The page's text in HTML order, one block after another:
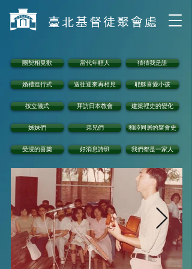
​臺北基督徒聚會處
團契相見歡
婚禮進行式
按立儀式
姊妹們
受浸的喜樂
當代年輕人
送往迎來再相見
拜訪日本教會
弟兄們
好消息詩班
猜猜我是誰
耶穌喜愛小孩
建築裡史的變化
和睦同居的聚會史
我們都是一家人